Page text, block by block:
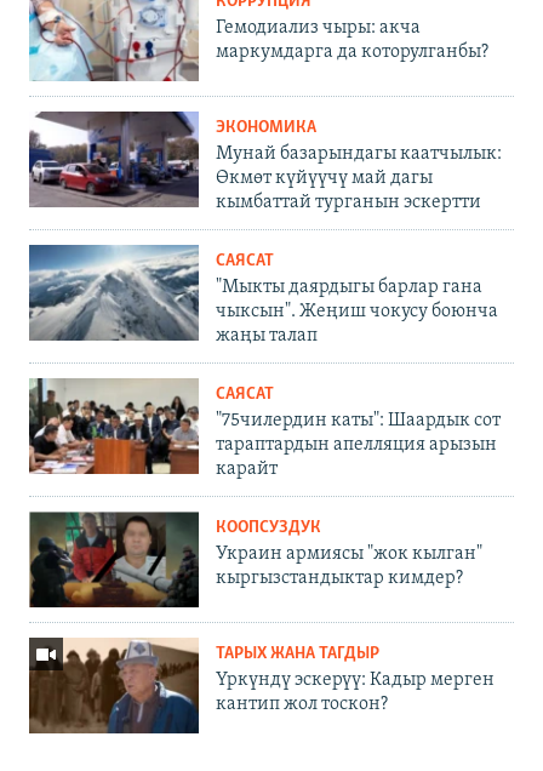
Гемодиализ чыры: акча
маркумдарга да которулганбы?
ЭКОНОМИКА
Мунай базарындагы каатчылык:
Өкмөт күйүүчү май дагы
кымбаттай турганын эскертти
САЯСАТ
"Мыкты даярдыгы барлар гана
чыксын". Жеңиш чокусу боюнча
жаңы талап
САЯСАТ
"75чилердин каты": Шаардык сот
тараптардын апелляция арызын
карайт
КООПСУЗДУК
Украин армиясы "жок кылган"
кыргызстандыктар кимдер?
ТАРЫХ ЖАНА ТАГДЫР
Үркүндү эскерүү: Кадыр мерген
кантип жол тоскон?